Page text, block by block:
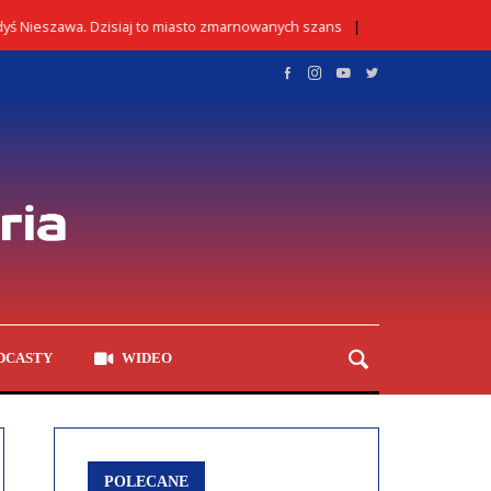
Dzisiaj to miasto zmarnowanych szans 02/08/2026
WIDEO
POLECANE